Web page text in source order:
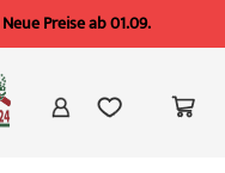
Preise ab 01.09.